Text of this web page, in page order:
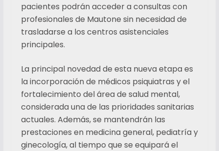
pacientes podrán acceder a consultas con
profesionales de Mautone sin necesidad de
trasladarse a los centros asistenciales
principales.
La principal novedad de esta nueva etapa es
la incorporación de médicos psiquiatras y el
fortalecimiento del área de salud mental,
considerada una de las prioridades sanitarias
actuales. Además, se mantendrán las
prestaciones en medicina general, pediatría y
ginecología, al tiempo que se equipará el